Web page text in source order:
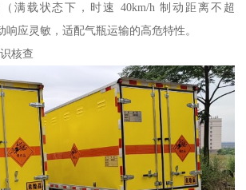
满载状态下，时速 40km/h 制动距离不超
响应灵敏，适配气瓶运输的高危特性。​
核查​